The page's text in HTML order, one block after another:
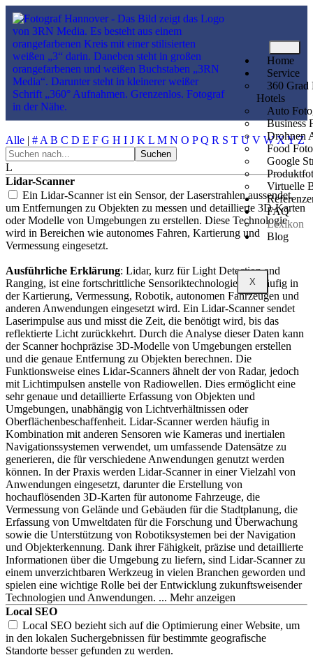
Home
Service
360 Grad
Hotels
Auto
Business
Drohnen
Food
Google
Virtuelle
FAQ
Lexikon
Blog
X
Das 360 Grad Lexikon
Lexikon
Alle | #A B C D E F G H I J K L M N O P Q R S T U V W XY Z
L
Lidar-Scanner
Ein Lidar-Scanner ist ein Sensor, der Laserstrahlen aussendet,
um Entfernungen zu Objekten zu messen und detaillierte 3D-Karten
oderModelle von Umgebungen zu erstellen. Diese Technologie
wird in Bereichen wie autonomes Fahren, Kartierung und
Vermessung eingesetzt.
Ausführliche Erklärung: Lidar, kurz für Light Detection and
Ranging, ist eine fortschrittliche Sensoriktechnologie, die häufig in
der Kartierung, Vermessung, Robotik, autonomen Fahrzeugen und
anderen Anwendungen eingesetzt wird. Ein Lidar-Scanner sendet
Laserimpulse aus und misst die Zeit, die benötigt wird, bis das
reflektierte Licht zurückkehrt. Durch die Analyse dieser Daten kann
der Scanner hochpräzise 3D-Modelle von Umgebungen erstellen
und die genaue Entfernung zu Objekten berechnen. Die
Funktionsweise eines Lidar-Scanners ähnelt der von Radar, jedoch
mit Lichtimpulsen anstelle von Radiowellen. Dies ermöglicht eine
sehr genaue und detaillierte Erfassung von Objekten und
Umgebungen, unabhängig von Lichtverhältnissen oder
Oberflächenbeschaffenheit. Lidar-Scanner werden häufig in
Kombination mit anderen Sensoren wie Kameras und inertialen
Navigationssystemen verwendet, um umfassende Datensätze zu
generieren, die für verschiedene Anwendungen genutzt werden
können. In der Praxis werden Lidar-Scanner in einer Vielzahl von
Anwendungen eingesetzt, darunter die Erstellung von
hochauflösenden 3D-Karten für autonome Fahrzeuge, die
Vermessung von Gelände und Gebäuden für die Stadtplanung, die
Erfassung von Umweltdaten für die Forschung und Überwachung
sowie die Unterstützung von Robotiksystemen bei der Navigation
und Objekterkennung. Dank ihrer Fähigkeit, präzise und detaillierte
Informationen über die Umgebung zu liefern, sind Lidar-Scanner zu
einem unverzichtbaren Werkzeug in vielen Branchen geworden und
spielen eine wichtige Rolle bei der Entwicklung zukunftsweisender
Technologien und Anwendungen.
Local SEO
Local SEO bezieht sich auf die Optimierung einer Website, um
in den lokalen Suchergebnissen für bestimmte geografische
Standorte besser gefunden zu werden.